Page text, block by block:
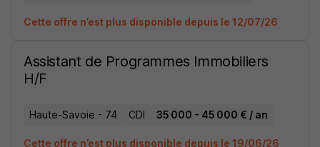
Cette offre n’est plus disponible depuis le 12/07/26
Assistant de Programmes Immobiliers
H/F
Haute-Savoie - 74 CDI 35 000 - 45 000 € / an
Cette offre n’est plus disponible depuis le 19/06/26